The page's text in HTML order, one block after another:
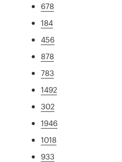
678
184
456
878
783
1492
302
1946
1018
933